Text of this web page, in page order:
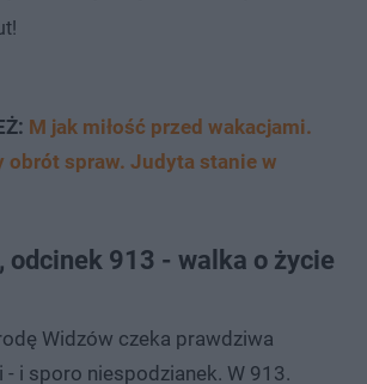
M jak miłość przed wakacjami.
obrót spraw. Judyta stanie w
odcinek 913 - walka o życie
Widzów czeka prawdziwa
i sporo niespodzianek. W 913.